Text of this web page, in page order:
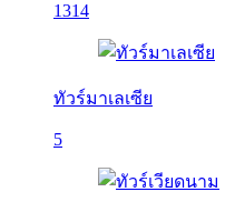
1314
ทัวร์มาเลเซีย
5